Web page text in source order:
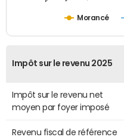
Morancé
Impôt sur le revenu 2025
Impôt sur le revenu net
moyen par foyer imposé
Revenu fiscal de référence